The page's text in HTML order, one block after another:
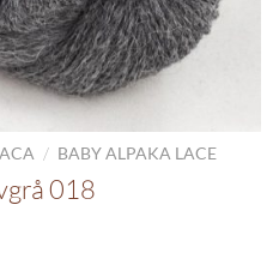
/ BABY ALPAKA LACE
018